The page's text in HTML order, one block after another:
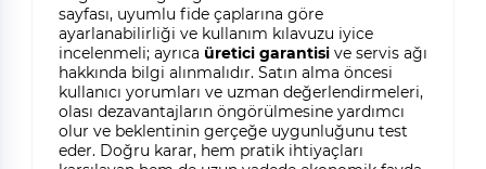
sayfası, uyumlu fide çaplarına göre
ayarlanabilirliği ve kullanım kılavuzu iyice
incelenmeli; ayrıca üretici garantisive servis ağı
hakkında bilgi alınmalıdır. Satın alma öncesi
kullanıcı yorumları ve uzman değerlendirmeleri,
olası dezavantajların öngörülmesine yardımcı
olur ve beklentinin gerçeğe uygunluğunu test
eder. Doğru karar, hem pratik ihtiyaçları